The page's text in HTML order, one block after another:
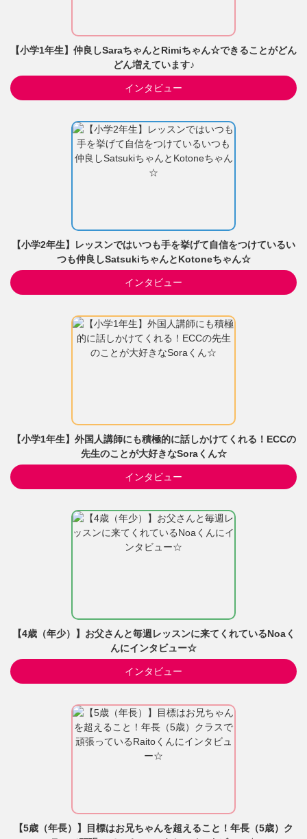
【小学1年生】仲良しSaraちゃんとRimiちゃん☆できることがどん
どん増えています♪
インタビュー
【小学2年生】レッスンではいつも手を挙げて自信をつけているい
つも仲良しSatsukiちゃんとKotoneちゃん☆
インタビュー
【小学1年生】外国人講師にも積極的に話しかけてくれる！ECCの
先生のことが大好きなSoraくん☆
インタビュー
【4歳（年少）】お父さんと毎週レッスンに来てくれているNoaく
んにインタビュー☆
インタビュー
【5歳（年長）】目標はお兄ちゃんを超えること！年長（5歳）ク